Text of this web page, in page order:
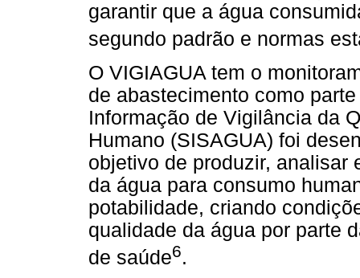
garantir que a água
segundo padrão e normas
O VIGIAGUA tem o
de abastecimento como
Informação de Vigilância da
Humano (SISAGUA) foi
objetivo de produzir, analisar
da água para consumo
potabilidade, criando
qualidade da água por parte
de saúde6.